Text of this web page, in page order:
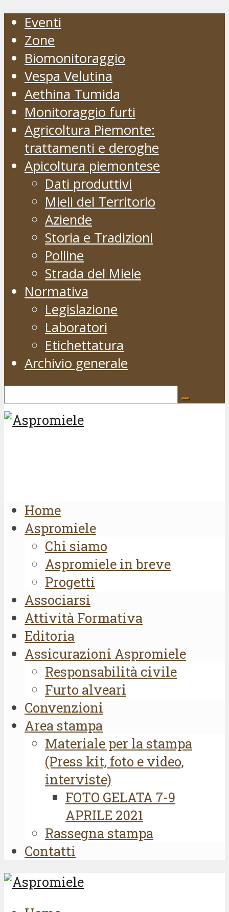
Eventi
Zone
Biomonitoraggio
Vespa Velutina
Aethina Tumida
Monitoraggio furti
Agricoltura Piemonte:
trattamenti e deroghe
Apicoltura piemontese
Dati produttivi
Mieli del Territorio
Aziende
Storia e Tradizioni
Polline
Strada del Miele
Normativa
Legislazione
Laboratori
Etichettatura
Archivio generale
Home
Aspromiele
Chi siamo
Aspromiele in breve
Progetti
Associarsi
Attività Formativa
Editoria
Assicurazioni Aspromiele
Responsabilità civile
Furto alveari
Convenzioni
Area stampa
Materiale per la stampa
(Press kit, foto e video,
interviste)
FOTO GELATA 7-9
APRILE 2021
Rassegna stampa
Contatti